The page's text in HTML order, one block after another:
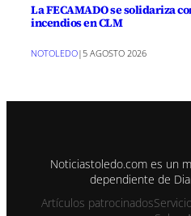
La FECAMADO se solidariza
incendios en CLM
NOTOLEDO|5 AGOSTO 2026
Noticiastoledo.com es un
dependiente de
Artículos patrocinados